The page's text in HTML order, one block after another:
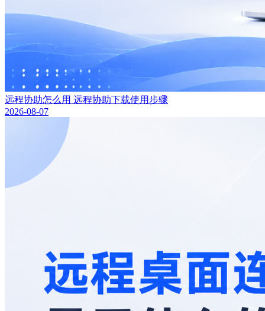
远程协助怎么用 远程协助下载使用步骤
2026-08-07